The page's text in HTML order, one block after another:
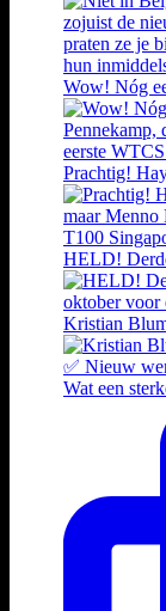
Wow! Nóg
Prachtig!
HELD!
Kristian
Wat een